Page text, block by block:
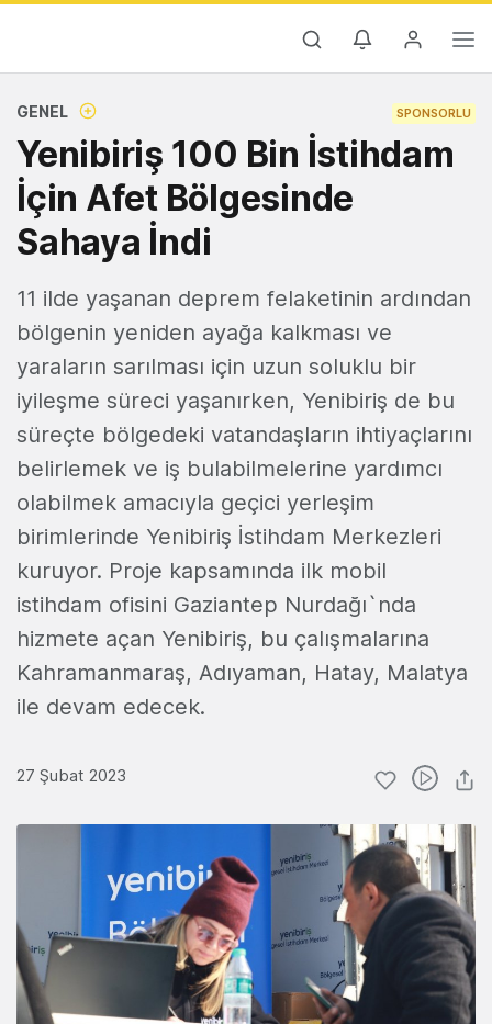
GENEL SPONSORLU
Yenibiriş 100 Bin İstihdam
İçin Afet Bölgesinde
Sahaya İndi
11 ilde yaşanan deprem felaketinin ardından
bölgenin yeniden ayağa kalkması ve
yaraların sarılması için uzun soluklu bir
iyileşme süreci yaşanırken, Yenibiriş de bu
süreçte bölgedeki vatandaşların ihtiyaçlarını
belirlemek ve iş bulabilmelerine yardımcı
olabilmek amacıyla geçici yerleşim
birimlerinde Yenibiriş İstihdam Merkezleri
kuruyor. Proje kapsamında ilk mobil
istihdam ofisini Gaziantep Nurdağı`nda
hizmete açan Yenibiriş, bu çalışmalarına
Kahramanmaraş, Adıyaman, Hatay, Malatya
ile devam edecek.
27 Şubat 2023